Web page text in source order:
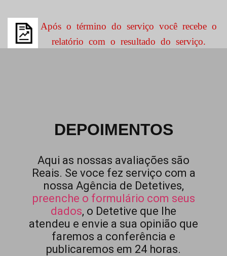
Após o término do serviço você recebe o
relatório com o resultado do serviço.
DEPOIMENTOS
Aqui as nossas avaliações são
Reais. Se voce fez serviço com a
nossa Agência de Detetives,
preenche o formulário com seus
dados, o Detetive que lhe
atendeu e envie a sua opinião que
faremos a conferência e
publicaremos em 24 horas.